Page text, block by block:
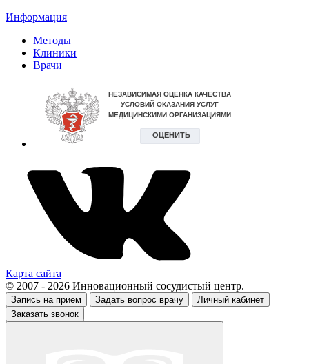
Информация
Методы
Клиники
Врачи
Карта сайта
© 2007 - 2026 Инновационный сосудистый центр.
Запись на прием Задать вопрос врачу
Личный кабинет
Заказать звонок